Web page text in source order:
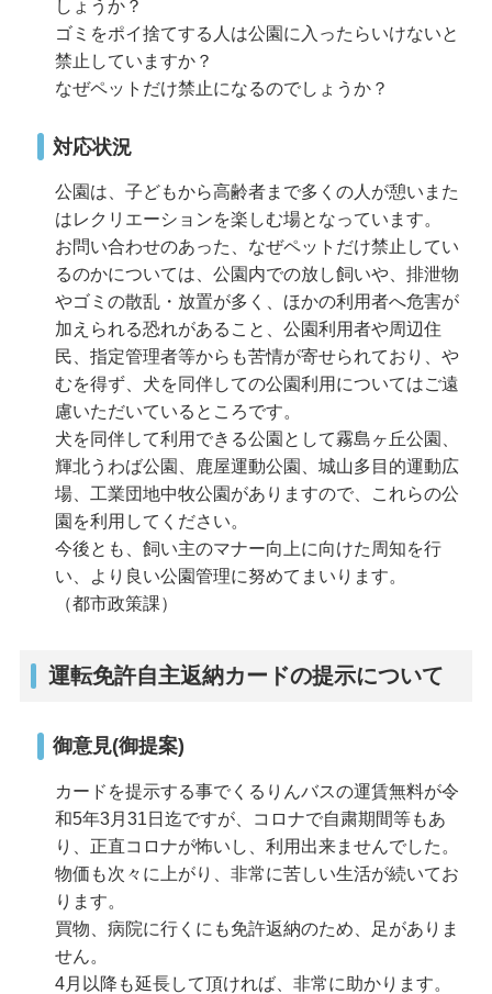
しょうか？
ゴミをポイ捨てする人は公園に入ったらいけないと
禁止していますか？
なぜペットだけ禁止になるのでしょうか？
対応状況
公園は、子どもから高齢者まで多くの人が憩いまた
はレクリエーションを楽しむ場となっています。
お問い合わせのあった、なぜペットだけ禁止してい
るのかについては、公園内での放し飼いや、排泄物
やゴミの散乱・放置が多く、ほかの利用者へ危害が
加えられる恐れがあること、公園利用者や周辺住
民、指定管理者等からも苦情が寄せられており、や
むを得ず、犬を同伴しての公園利用についてはご遠
慮いただいているところです。
犬を同伴して利用できる公園として霧島ヶ丘公園、
輝北うわば公園、鹿屋運動公園、城山多目的運動広
場、工業団地中牧公園がありますので、これらの公
園を利用してください。
今後とも、飼い主のマナー向上に向けた周知を行
い、より良い公園管理に努めてまいります。
（都市政策課）
運転免許自主返納カードの提示について
御意見(御提案)
カードを提示する事でくるりんバスの運賃無料が令
和5年3月31日迄ですが、コロナで自粛期間等もあ
り、正直コロナが怖いし、利用出来ませんでした。
物価も次々に上がり、非常に苦しい生活が続いてお
ります。
買物、病院に行くにも免許返納のため、足がありま
せん。
4月以降も延長して頂ければ、非常に助かります。